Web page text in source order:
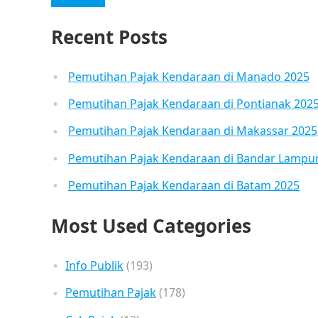
Recent Posts
Pemutihan Pajak Kendaraan di Manado 2025
Pemutihan Pajak Kendaraan di Pontianak
Pemutihan Pajak Kendaraan di Makassar 2025
Pemutihan Pajak Kendaraan di Bandar
Pemutihan Pajak Kendaraan di Batam 2025
Most Used Categories
Info Publik(193)
Pemutihan Pajak(178)